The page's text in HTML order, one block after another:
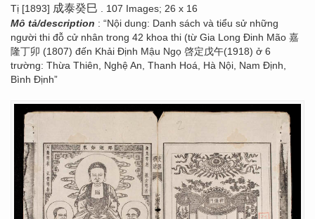
Tị [1893] 成泰癸巳 . 107 Images; 26 x 16
Mô tả/description : “Nội dung: Danh sách và tiểu sử những
người thi đỗ cử nhân trong 42 khoa thi (từ Gia Long Đinh Mão 嘉
隆丁卯 (1807) đến Khải Định Mậu Ngọ 啓定戊午(1918) ở 6
trường: Thừa Thiên, Nghệ An, Thanh Hoá, Hà Nội, Nam Định,
Bình Định”